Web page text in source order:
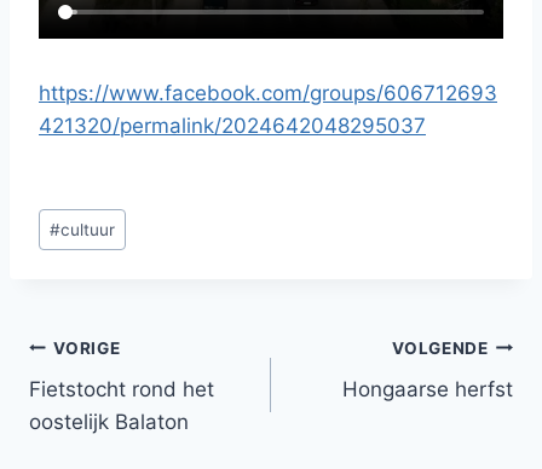
https://www.facebook.com/groups/606712693
421320/permalink/2024642048295037
Bericht
tags:
#cultuur
Bericht
navigatie
VORIGE
Fietstocht rond het
oostelijk Balaton
VOLGENDE
Hongaarse herfst